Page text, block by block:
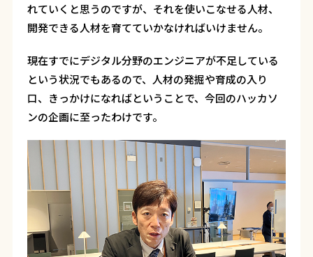
れていくと思うのですが、それを使いこなせる人材、
開発できる人材を育てていかなければいけません。
現在すでにデジタル分野のエンジニアが不足している
という状況でもあるので、人材の発掘や育成の入り
口、きっかけになればということで、今回のハッカソ
ンの企画に至ったわけです。